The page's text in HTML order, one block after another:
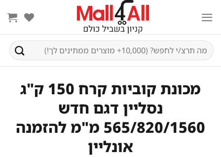
content
חיפוש
עבור:
מכונת קוביות קרח 150 ק"ג
נסליין דגם חדש
565/820/1560 מ"מ להזמנה
אונליין